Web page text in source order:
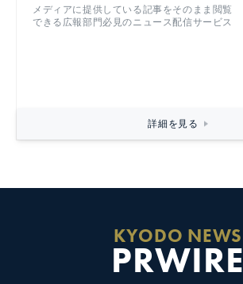
メディアに提供している記事をそのまま閲覧
できる広報部門必見のニュース配信サービス
詳細を見る
KYODO NEWS
PRWIRE